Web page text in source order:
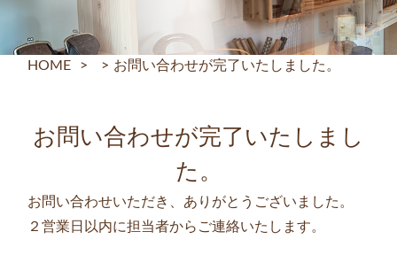
HOME > > お問い合わせが完了いたしました。
お問い合わせが完了いたしまし
た。
お問い合わせいただき、ありがとうございました。
２営業日以内に担当者からご連絡いたします。